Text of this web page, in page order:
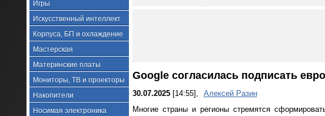
Игры
Искусственный интеллект
Корпуса, БП и охлаждение
Мастерская
Материнские платы
Мониторы, ТВ и проекторы
Накопители
Носимая электроника
Google согласилась подписать
30.07.2025[14:55],
Алексей Разин
Многие страны и регионы стремятся